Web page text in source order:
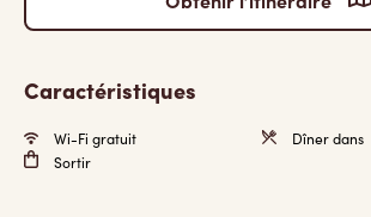
Caractéristiques
Wi-Fi gratuit
Dîner dans
Sortir